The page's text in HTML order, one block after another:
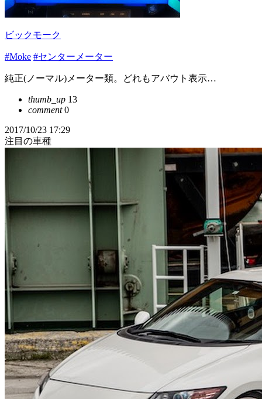
ビックモーク
#Moke #センターメーター
純正(ノーマル)メーター類。どれもアバウト表示…
thumb_up 13
comment0
2017/10/23 17:29
注目の車種